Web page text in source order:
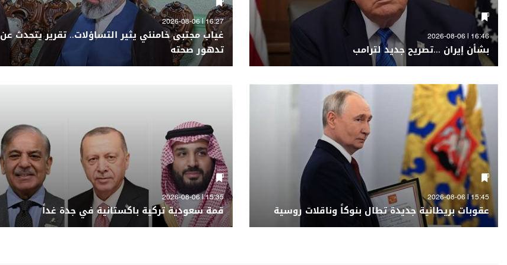
16:46 | 2026-08-06
بشأن إيران ...تصريح جديد لترامب
16:27 | 2026-08-06
غياب مجتبى خامنئي يثير التساؤلات.. تقرير يتحدث عن
تدهور صحته
15:45 | 2026-08-06
عقوبات بريطانية جديدة تطال بنوكاً وناقلات روسية
15:35 | 2026-08-06
قمة سعودية تركية باكستانية في جدة غداً